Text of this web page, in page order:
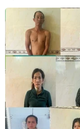
VDA 2023:
khai mở
18/04/2023 07:40
Giải thưởng tôn
xuất sắc của cơ
doanh nghiệp và
cuộc chuyển đổi